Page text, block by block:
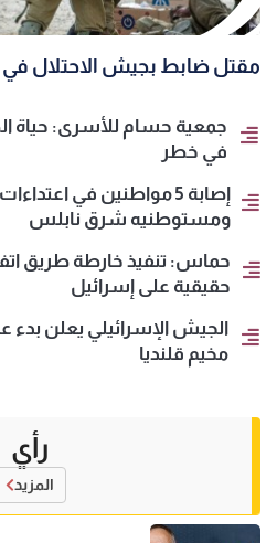
مقتل ضابط بجيش الاحتلال في
جمعية حسام للأسرى: حياة
في خطر
إصابة 5 مواطنين في
ومستوطنيه شرق نابلس
حماس: تنفيذ خارطة طريق
حقيقية على إسرائيل
الجيش الإسرائيلي يعلن
مخيم قلنديا
رأي
المزيد